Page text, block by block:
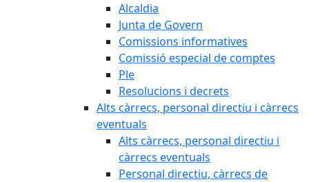
Alcaldia
Junta de Govern
Comissions informatives
Comissió especial de comptes
Ple
Resolucions i decrets
Alts càrrecs, personal directiu i càrrecs
eventuals
Alts càrrecs, personal directiu i
càrrecs eventuals
Personal directiu, càrrecs de